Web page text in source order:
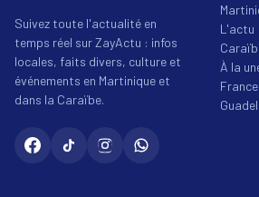
Suivez toute l'actualité en
temps réel sur ZayActu : infos
locales, faits divers, culture et
événements en Martinique et
dans la Caraïbe.
L'actu
À la